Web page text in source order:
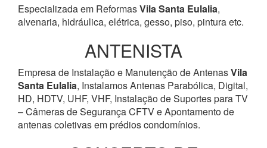
Especializada em ReformasVila Santa Eulalia,
alvenaria, hidráulica, elétrica, gesso, piso, pintura etc.
ANTENISTA
Empresa de Instalação e Manutenção de AntenasVila
Santa Eulalia, Instalamos Antenas Parabólica, Digital,
HD, HDTV, UHF, VHF, Instalação de Suportes para TV
– Câmeras de Segurança CFTV e Apontamento de
antenas coletivas em prédios condomínios.